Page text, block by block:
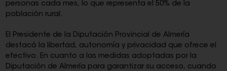
personas cada mes, lo que representa el 50% de la
población rural.
El Presidente de la Diputación Provincial de Almería
destacó la libertad, autonomía y privacidad que ofrece el
efectivo. En cuanto a las medidas adoptadas por la
Diputación de Almería para garantizar su acceso, cuando